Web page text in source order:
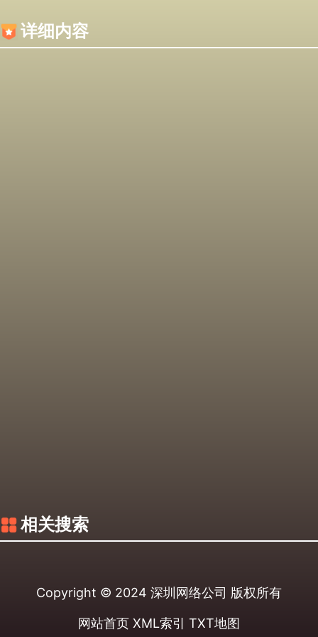
详细内容
相关搜索
Copyright © 2024 深圳网络公司 版权所有
网站首页 XML索引 TXT地图